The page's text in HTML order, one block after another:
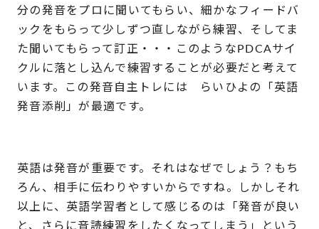
分の発音をプロに聞いてもらい、細かなフィードバ
ックをもらって少しずつ直しながら練習、そしてま
た聞いてもらって訂正・・・このようなPDCAサイ
クルに落とし込んで練習することが必要だと考えて
います。この発音自主トレには らいひよの「英語
発音添削」が最適です。
英語は発音が重要です。それはなぜでしょう？もち
ろん、相手に伝わりやすいからですね。しかしそれ
以上に、英語学習者として感じるのは「発音が良い
と、さらに音読練習をしたくなってしまう」という